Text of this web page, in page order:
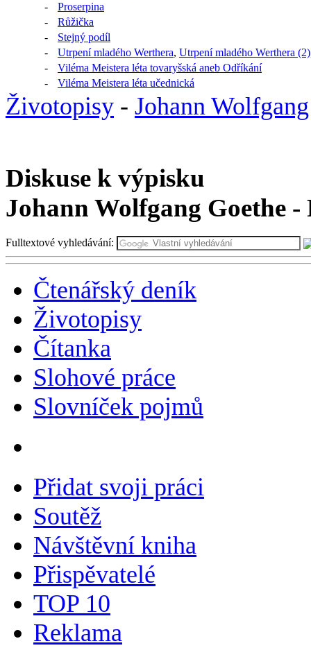
-
Proserpina
-
Růžička
-
Stejný podíl
-
Utrpení mladého Werthera, Utrpení mladého Werthera (2)
-
Viléma Meistera léta tovaryšská aneb Odříkání
-
Viléma Meistera léta učednická
Životopisy - Johann
Diskuse k výpisku
Johann Wolfgang Goethe -
Fulltextové vyhledávání:
Čtenářský deník
Životopisy
Čítanka
Slohové práce
Slovníček pojmů
Přidat svoji práci
Soutěž
Návštěvní kniha
Přispěvatelé
TOP 10
Reklama